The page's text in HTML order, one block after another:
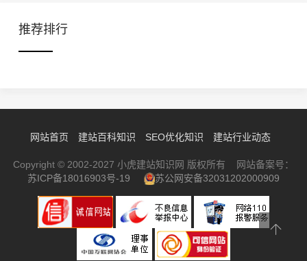
推荐排行
网站首页 建站百科知识 SEO优化知识 建站行业动态
Copyright © 2002-2027 小虎建站知识网 版权所有 网站备案号：
苏ICP备18016903号-19
苏公网安备32031202000909